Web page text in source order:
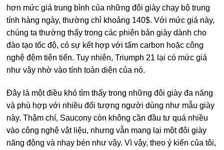
hơn mức giá trung bình của những đôi giày chạy bộ trung
tính hàng ngày, thường chỉ khoảng 140$. Với mức giá này,
chúng ta thường thấy trong các phiên bản giày dành cho
đào tạo tốc độ, có sự kết hợp với tấm carbon hoặc công
nghệ đệm tiên tiến. Tuy nhiên, Triumph 21 lại có mức giá
như vậy nhờ vào tính toàn diện của nó.
Đây là một điều khó tìm thấy trong những đôi giày đa năng
và phù hợp với nhiều đối tượng người dùng như mẫu giày
này. Thậm chí, Saucony còn không cần đầu tư quá nhiều
vào công nghệ vật liệu, nhưng vẫn mang lại một đôi giày
năng động và nhạy bén như vậy. Vì vậy, theo ý kiến của tôi,